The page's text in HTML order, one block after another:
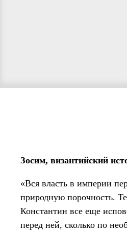
Зосим, византийский
«Вся власть в империи
природную порочность.
Константин все еще
перед ней, сколько по